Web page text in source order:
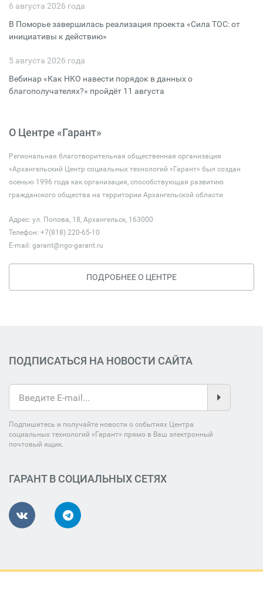
6 августа 2026 года
В Поморье завершилась реализация проекта «Сила ТОС: от
инициативы к действию»
5 августа 2026 года
Вебинар «Как НКО навести порядок в данных о
благополучателях?» пройдёт 11 августа
О Центре «Гарант»
Региональная благотворительная общественная организация
«Архангельский Центр социальных технологий «Гарант» был создан
осенью 1996 года как организация, способствующая развитию
гражданского общества на территории Архангельской области
Адрес: ул. Попова, 18, Архангельск, 163000
Телефон: +7(818) 220-65-10
E-mail: garant@ngo-garant.ru
ПОДРОБНЕЕ О ЦЕНТРЕ
ПОДПИСАТЬСЯ НА НОВОСТИ САЙТА
Подпишитесь и получайте новости о событиях Центра
социальных технологий «Гарант» прямо в Ваш электронный
почтовый ящик.
ГАРАНТ В СОЦИАЛЬНЫХ СЕТЯХ